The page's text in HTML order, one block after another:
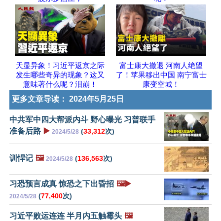
天显异象！习近平返京之际
发生哪些奇异的现象？这又
意味著什么呢？泪崩！
富士康大撤退 河南人绝望
了！苹果移出中国 南宁富士
康变空城！
更多文章导读： 2024年5月25日
中共军中四大帮派内斗 野心曝光 习普联手
准备后路 ▶️ 2024/5/28 (33,312次)
训悍记 🖼️ 2024/5/28 (136,563次)
习恐预言成真 惊恐之下出昏招 🖼️▶️
2024/5/28 (77,400次)
习近平败运连连 半月内五触霉头 🖼️